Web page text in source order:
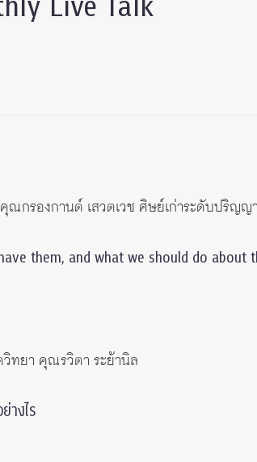
รองกานต์ เสวตเวช ศิษย์เก่าระดับปริญญ
them, and what we should do about
ทยา คุณรวิตา ระย้านิล
างไร